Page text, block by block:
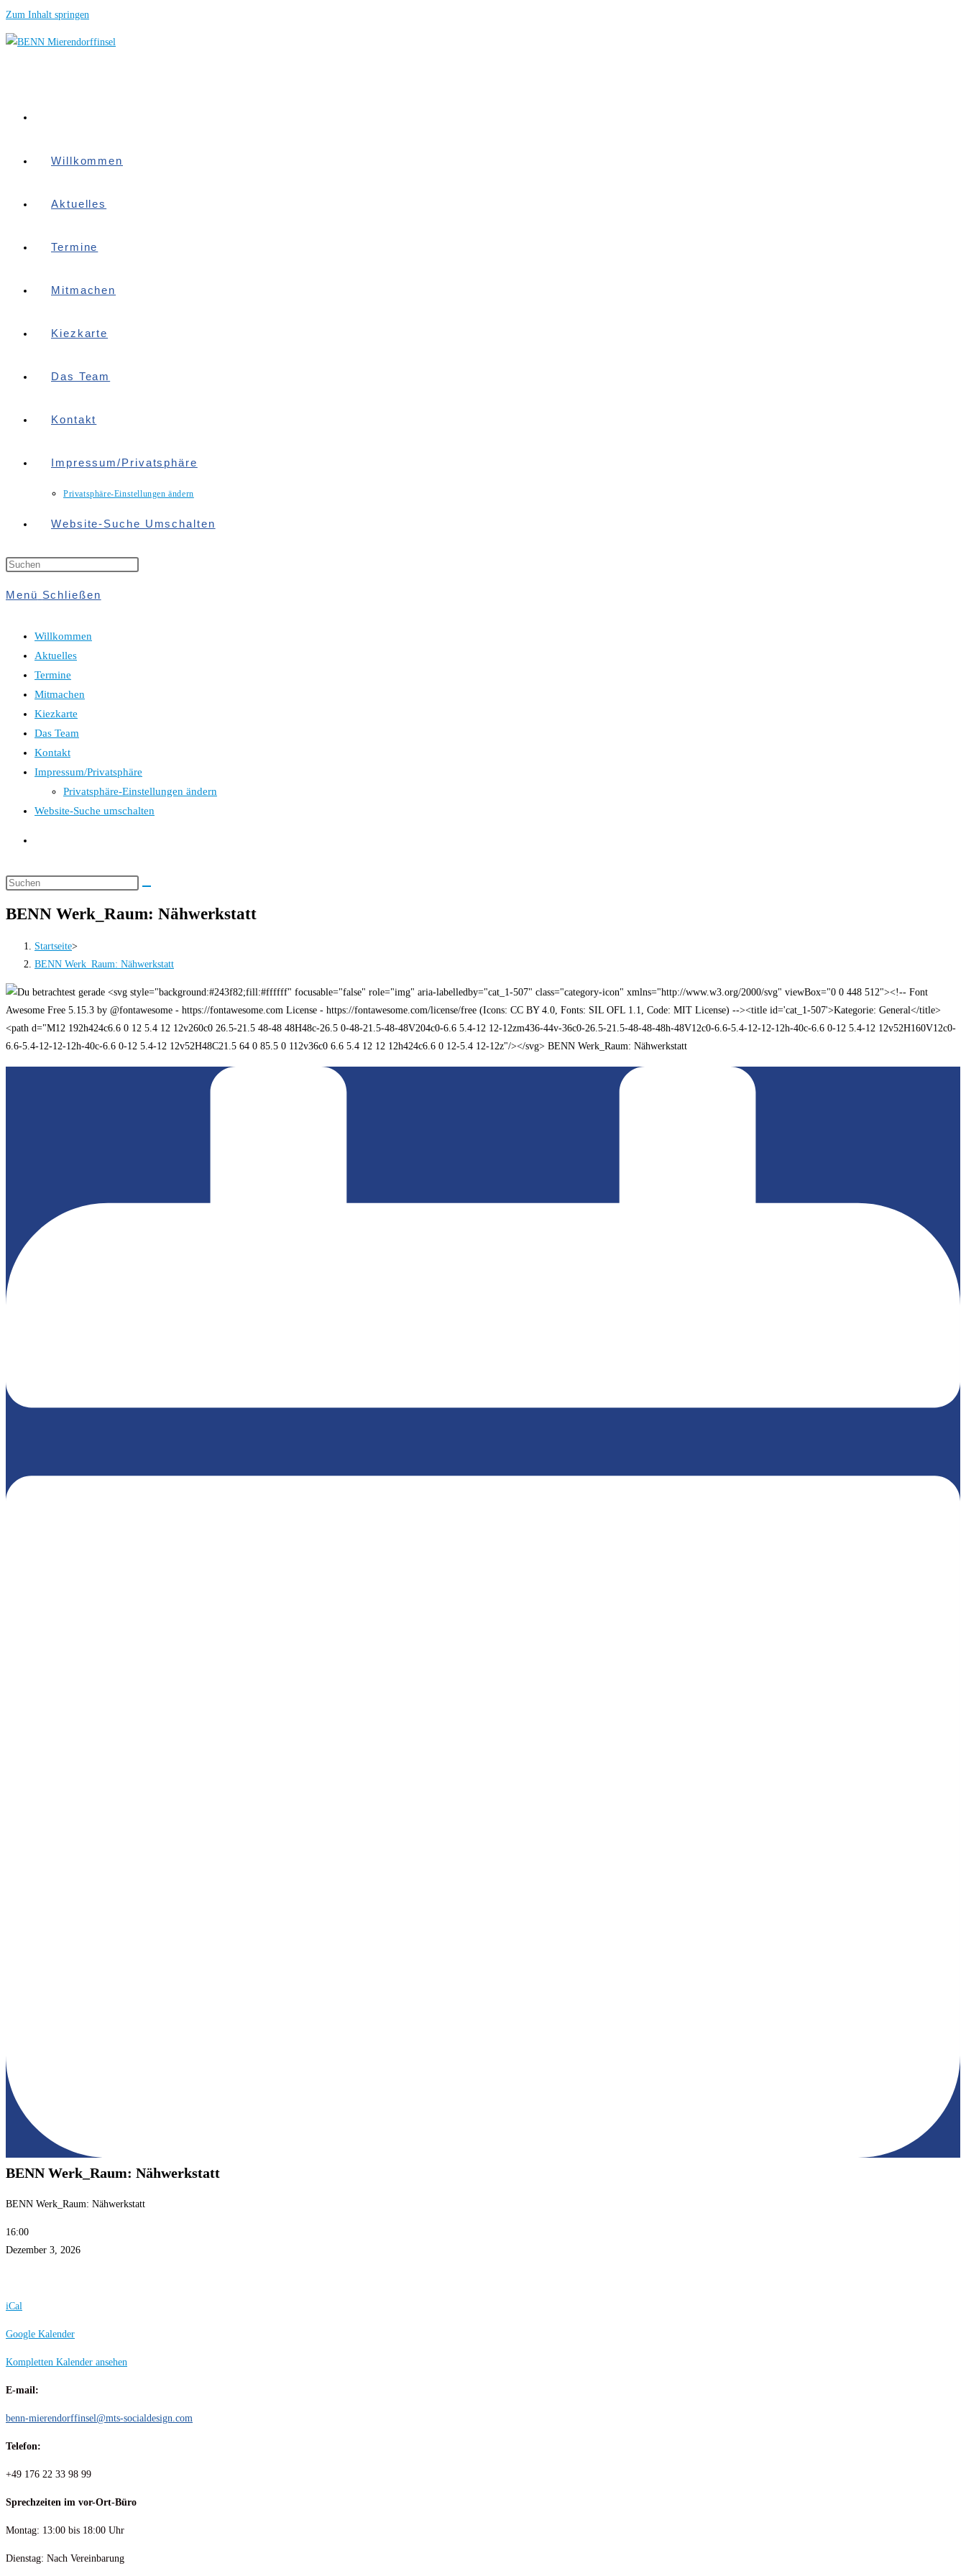
Zum Inhalt springen
Willkommen
Aktuelles
Termine
Mitmachen
Kiezkarte
Das Team
Kontakt
Impressum/Privatsphäre
Privatsphäre-Einstellungen ändern
Website-Suche Umschalten
Menü Schließen
Willkommen
Aktuelles
Termine
Mitmachen
Kiezkarte
Das Team
Kontakt
Impressum/Privatsphäre
Privatsphäre-Einstellungen ändern
Website-Suche umschalten
BENN Werk_Raum: Nähwerkstatt
Startseite>
BENN Werk_Raum: Nähwerkstatt
BENN Werk_Raum: Nähwerkstatt
BENN Werk_Raum: Nähwerkstatt
16:00
Dezember 3, 2026
iCal
Google Kalender
Kompletten Kalender ansehen
E-mail:
benn-mierendorffinsel@mts-socialdesign.com
Telefon:
+49 176 22 33 98 99
Sprechzeiten im vor-Ort-Büro
Montag: 13:00 bis 18:00 Uhr
Dienstag: Nach Vereinbarung